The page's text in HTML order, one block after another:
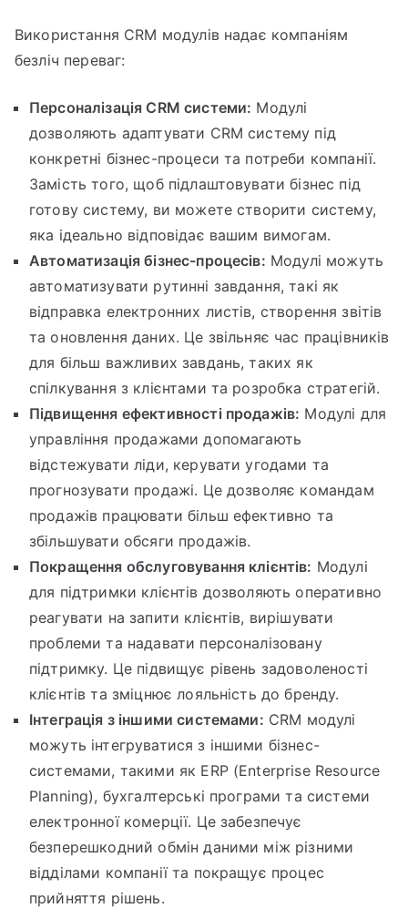
Використання CRM модулів надає компаніям
безліч переваг:
Персоналізація CRM системи: Модулі
дозволяють адаптувати CRM систему під
конкретні бізнес-процеси та потреби компанії.
Замість того, щоб підлаштовувати бізнес під
готову систему, ви можете створити систему,
яка ідеально відповідає вашим вимогам.
Автоматизація бізнес-процесів: Модулі можуть
автоматизувати рутинні завдання, такі як
відправка електронних листів, створення звітів
та оновлення даних. Це звільняє час працівників
для більш важливих завдань, таких як
спілкування з клієнтами та розробка стратегій.
Підвищення ефективності продажів: Модулі для
управління продажами допомагають
відстежувати ліди, керувати угодами та
прогнозувати продажі. Це дозволяє командам
продажів працювати більш ефективно та
збільшувати обсяги продажів.
Покращення обслуговування клієнтів: Модулі
для підтримки клієнтів дозволяють оперативно
реагувати на запити клієнтів, вирішувати
проблеми та надавати персоналізовану
підтримку. Це підвищує рівень задоволеності
клієнтів та зміцнює лояльність до бренду.
Інтеграція з іншими системами: CRM модулі
можуть інтегруватися з іншими бізнес-
системами, такими як ERP (Enterprise Resource
Planning), бухгалтерські програми та системи
електронної комерції. Це забезпечує
безперешкодний обмін даними між різними
відділами компанії та покращує процес
прийняття рішень.